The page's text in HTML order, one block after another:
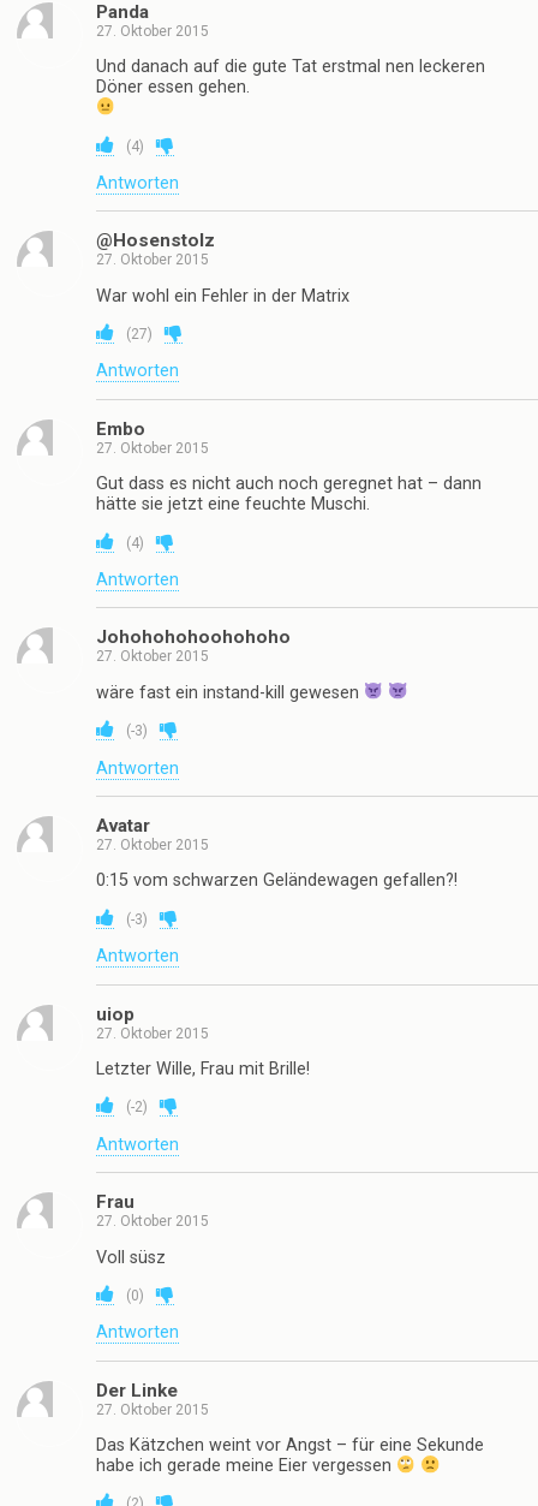
Panda
27. Oktober 2015
Und danach auf die gute Tat erstmal nen leckeren
Döner essen gehen.
(4)
Antworten
@Hosenstolz
27. Oktober 2015
War wohl ein Fehler in der Matrix
(27)
Antworten
Embo
27. Oktober 2015
Gut dass es nicht auch noch geregnet hat – dann
hätte sie jetzt eine feuchte Muschi.
(4)
Antworten
Johohohohoohohoho
27. Oktober 2015
wäre fast ein instand-kill gewesen
(-3)
Antworten
Avatar
27. Oktober 2015
0:15 vom schwarzen Geländewagen gefallen?!
(-3)
Antworten
uiop
27. Oktober 2015
Letzter Wille, Frau mit Brille!
(-2)
Antworten
Frau
27. Oktober 2015
Voll süsz
(0)
Antworten
Der Linke
27. Oktober 2015
Das Kätzchen weint vor Angst – für eine Sekunde
habe ich gerade meine Eier vergessen